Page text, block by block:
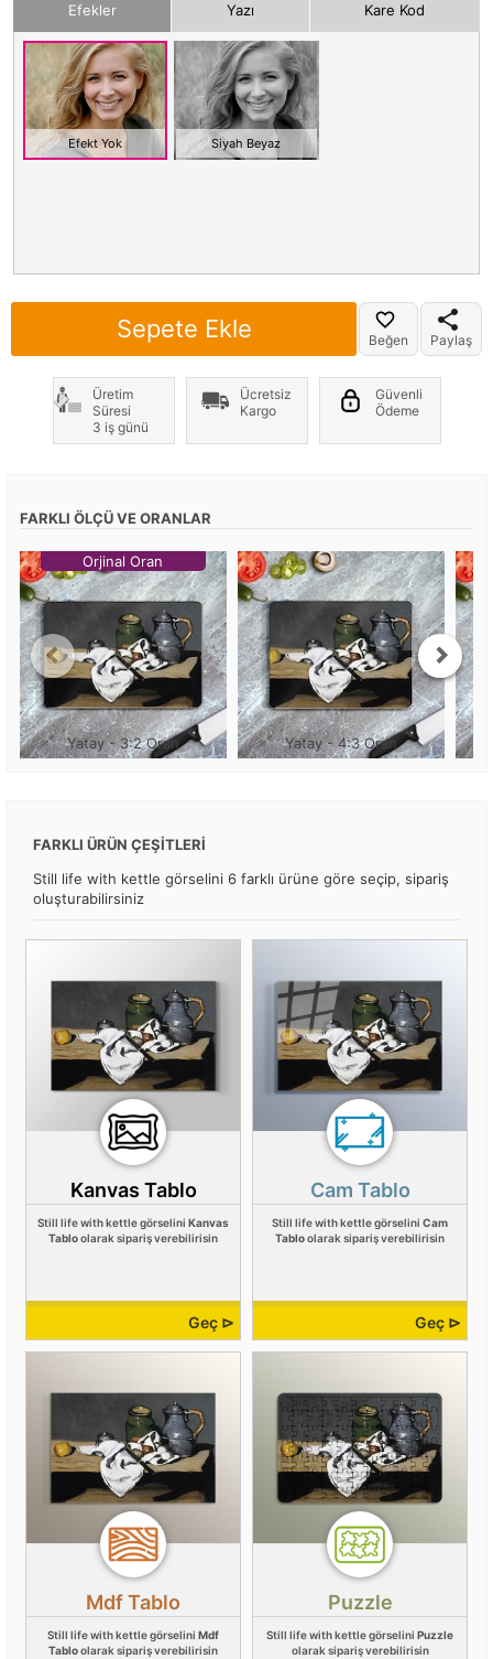
Efekler Yazı Kare Kod
Efekt Yok Siyah Beyaz
Sepete Ekle Beğen Paylaş
Üretim
Süresi
3 iş günü
Ücretsiz
Kargo
Güvenli
Ödeme
FARKLI ÖLÇÜ VE ORANLAR
Orjinal Oran
Yatay - 3:2 Oran Yatay - 4:3 Oran
FARKLI ÜRÜN ÇEŞİTLERİ
Still life with kettle görselini 6 farklı ürüne göre seçip, sipariş
oluşturabilirsiniz
Kanvas Tablo
Still life with kettle görselini Kanvas
Tabloolarak sipariş verebilirisin
Geç ⊳
Cam Tablo
Still life with kettle görselini Cam
Tabloolarak sipariş verebilirisin
Geç ⊳
Mdf Tablo
Still life with kettle görselini Mdf
Tabloolarak sipariş verebilirisin
Puzzle
Still life with kettle görselini Puzzle
olarak sipariş verebilirisin